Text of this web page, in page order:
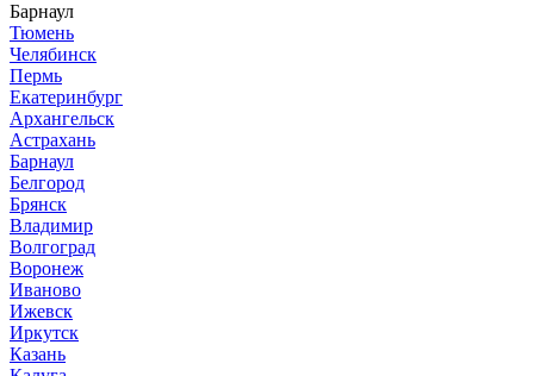
Барнаул
Тюмень
Челябинск
Пермь
Екатеринбург
Архангельск
Астрахань
Барнаул
Белгород
Брянск
Владимир
Волгоград
Воронеж
Иваново
Ижевск
Иркутск
Казань